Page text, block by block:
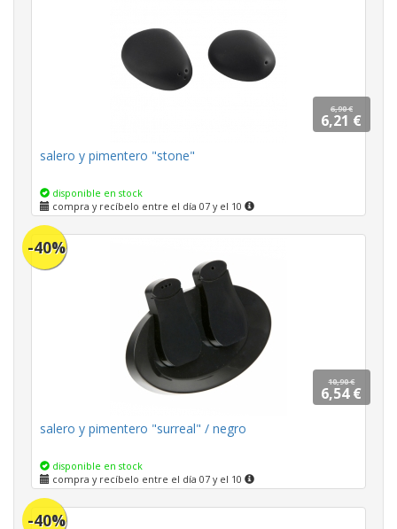
6,90 €
6,21 €
salero y pimentero "stone"
disponible en stock
compra y recíbelo entre el día 07 y el 10
-40%
10,90 €
6,54 €
salero y pimentero "surreal" / negro
disponible en stock
compra y recíbelo entre el día 07 y el 10
-40%